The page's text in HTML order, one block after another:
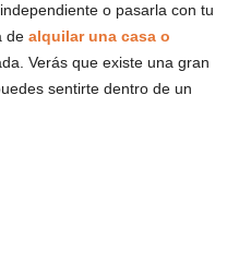
o pasarla con tu
de alquilar una casa o
Verás que existe una gran
sentirte dentro de un